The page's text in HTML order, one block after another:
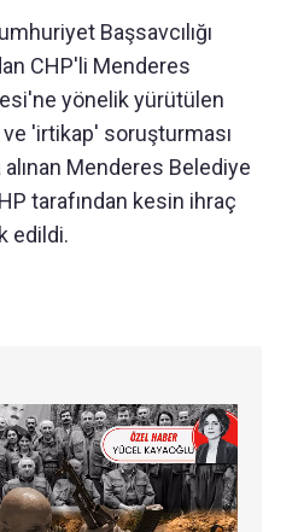
Başsavcılığı
CHP'li Menderes
yönelik yürütülen
'irtikap' soruşturması
alınan Menderes Belediye
tarafından kesin ihraç
edildi.